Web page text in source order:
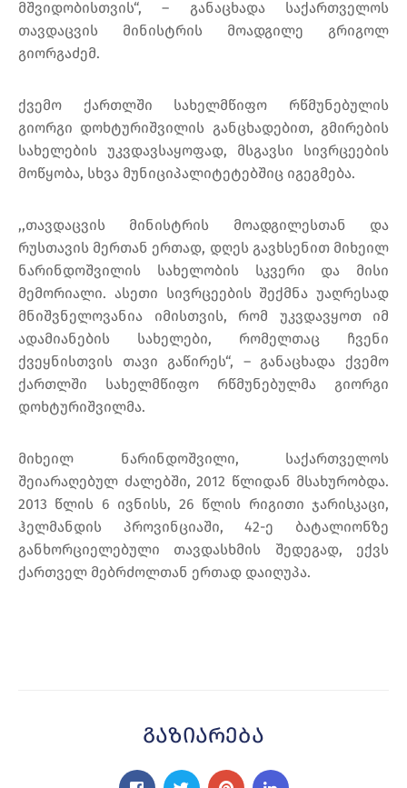
მშვიდობისთვის“, – განაცხადა საქართველოს
თავდაცვის მინისტრის მოადგილე გრიგოლ
გიორგაძემ.
ქვემო ქართლში სახელმწიფო რწმუნებულის
გიორგი დოხტურიშვილის განცხადებით, გმირების
სახელების უკვდავსაყოფად, მსგავსი სივრცეების
მოწყობა, სხვა მუნიციპალიტეტებშიც იგეგმება.
,,თავდაცვის მინისტრის მოადგილესთან და
რუსთავის მერთან ერთად, დღეს გავხსენით მიხეილ
ნარინდოშვილის სახელობის სკვერი და მისი
მემორიალი. ასეთი სივრცეების შექმნა უაღრესად
მნიშვნელოვანია იმისთვის, რომ უკვდავყოთ იმ
ადამიანების სახელები, რომელთაც ჩვენი
ქვეყნისთვის თავი გაწირეს“, – განაცხადა ქვემო
ქართლში სახელმწიფო რწმუნებულმა გიორგი
დოხტურიშვილმა.
მიხეილ ნარინდოშვილი, საქართველოს
შეიარაღებულ ძალებში, 2012 წლიდან მსახურობდა.
2013 წლის 6 ივნისს, 26 წლის რიგითი ჯარისკაცი,
ჰელმანდის პროვინციაში, 42-ე ბატალიონზე
განხორციელებული თავდასხმის შედეგად, ექვს
ქართველ მებრძოლთან ერთად დაიღუპა.
Გაზიარება